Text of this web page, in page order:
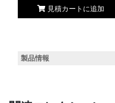
見積カートに追加
製品情報